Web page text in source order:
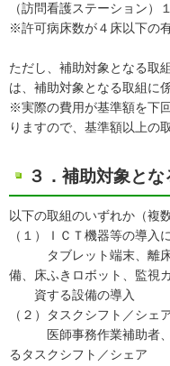
（訪問看護ステーション）
※許可病床数が４床以下の
ただし、補助対象となる取
は、補助対象となる取組に
※実際の費用が基準額を下
りますので、基準額以上の
３．補助対象とな
以下の取組のいずれか（複
（１）ＩＣＴ機器等の導入
タブレット端末、離床
備、床ふきロボット、監視
資する設備の導入
（２）タスクシフト／シェ
医師事務作業補助者、
るタスクシフト／シェア